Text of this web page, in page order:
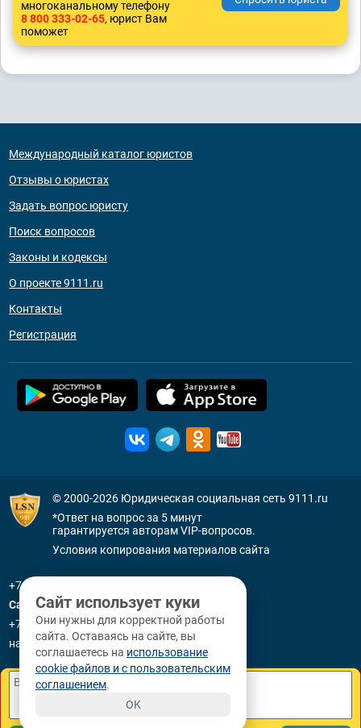
многоканальному телефону
8 800 333-02-65, юрист Вам
поможет
Международный каталог юристов
Отзывы о юристах
Задать вопрос юристу
Поиск вопросов
Законы и кодексы
О проекте 9111.ru
Контакты
Регистрация
© 2000-2026 Юридическая социальная сеть 9111.ru
*Ответ на вопрос за 5 минут
гарантируется авторам VIP-вопросов.
Условия копирования материалов сайта
+7 (800) 505-91-11
Санкт-Петербург
+7 (812) 336-92-64
наб. р. Фонтанки, д. 59
Сайт использует куки
Они нужны для корректной работы
сайта. Оставаясь на сайте, вы
соглашаетесь на использование
cookie файлов и с пользовательским
соглашением.
OK